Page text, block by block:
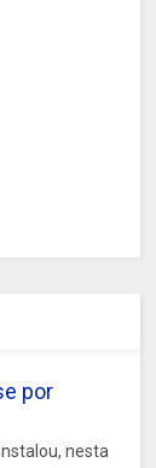
por
nesta